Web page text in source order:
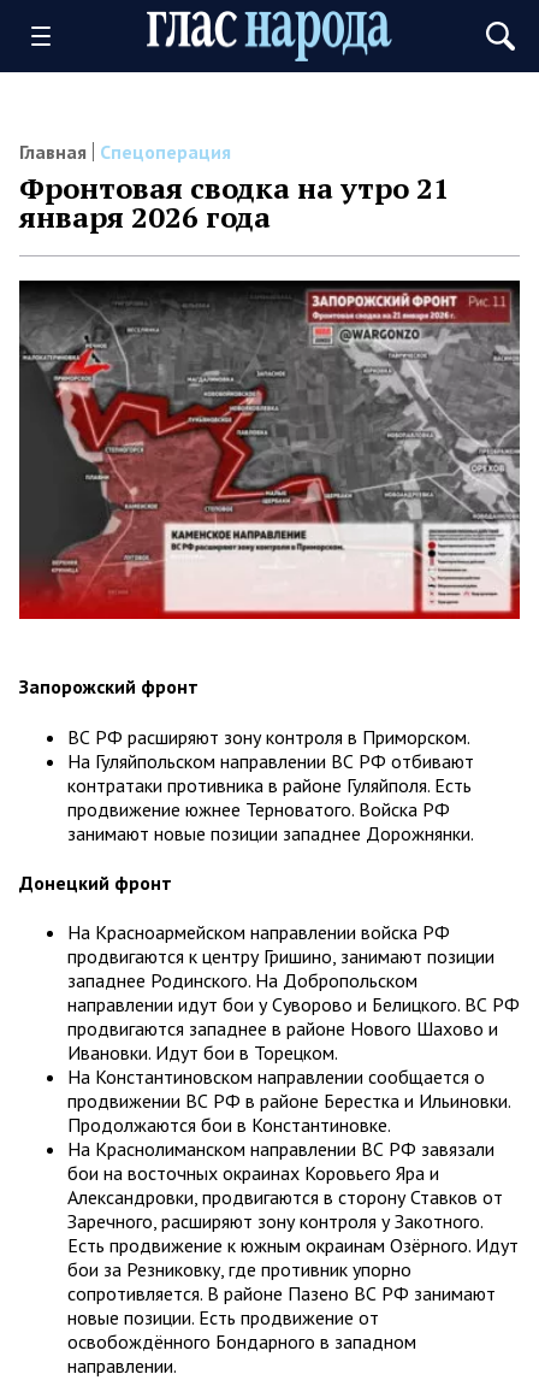
Главная Спецоперация
Фронтовая сводка на утро 21
января 2026 года
Запорожский фронт
ВС РФ расширяют зону контроля в Приморском.
На Гуляйпольском направлении ВС РФ отбивают
контратаки противника в районе Гуляйполя. Есть
продвижение южнее Терноватого. Войска РФ
занимают новые позиции западнее Дорожнянки.
Донецкий фронт
На Красноармейском направлении войска РФ
продвигаются к центру Гришино, занимают позиции
западнее Родинского. На Добропольском
направлении идут бои у Суворово и Белицкого. ВС РФ
продвигаются западнее в районе Нового Шахово и
Ивановки. Идут бои в Торецком.
На Константиновском направлении сообщается о
продвижении ВС РФ в районе Берестка и Ильиновки.
Продолжаются бои в Константиновке.
На Краснолиманском направлении ВС РФ завязали
бои на восточных окраинах Коровьего Яра и
Александровки, продвигаются в сторону Ставков от
Заречного, расширяют зону контроля у Закотного.
Есть продвижение к южным окраинам Озёрного. Идут
бои за Резниковку, где противник упорно
сопротивляется. В районе Пазено ВС РФ занимают
новые позиции. Есть продвижение от
освобождённого Бондарного в западном
направлении.